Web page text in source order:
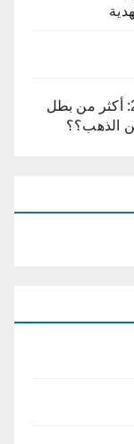
الألعاب المتوسطية تارنتو إيطاليا أوت 26: أكثر من بطل
الذهب؟؟